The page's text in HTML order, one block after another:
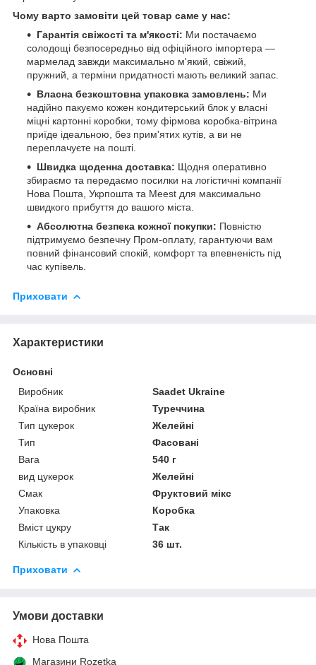
Чому варто замовіти цей товар саме у нас:
Гарантія свіжості та м'якості: Ми постачаємо
солодощі безпосередньо від офіційного імпортера —
мармелад завжди максимально м'який, свіжий,
пружний, а терміни придатності мають великий запас.
Власна безкоштовна упаковка замовлень: Ми
надійно пакуємо кожен кондитерський блок у власні
міцні картонні коробки, тому фірмова коробка-вітрина
приїде ідеальною, без прим'ятих кутів, а ви не
переплачуєте на пошті.
Швидка щоденна доставка: Щодня оперативно
збираємо та передаємо посилки на логістичні компанії
Нова Пошта, Укрпошта та Meest для максимально
швидкого прибуття до вашого міста.
Абсолютна безпека кожної покупки: Повністю
підтримуємо безпечну Пром-оплату, гарантуючи вам
повний фінансовий спокій, комфорт та впевненість під
час купівель.
Приховати
Характеристики
Основні
Виробник
Saadet Ukraine
Країна виробник
Туреччина
Тип цукерок
Желейні
Тип
Фасовані
Вага
540 г
вид цукерок
Желейні
Смак
Фруктовий мікс
Упаковка
Коробка
Вміст цукру
Так
Кількість в упаковці
36 шт.
Приховати
Умови доставки
Нова Пошта
Магазини Rozetka